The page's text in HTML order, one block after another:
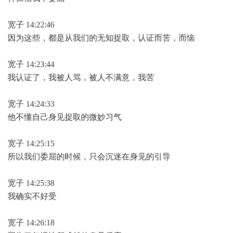
宽子 14:22:46
因为这些，都是从我们的无知捉取，认证而苦，而恼
宽子 14:23:44
我认证了，我被人骂，被人不满意，我苦
宽子 14:24:33
他不懂自己身见捉取的微妙习气
宽子 14:25:15
所以我们委屈的时候，只会沉迷在身见的引导
宽子 14:25:38
我确实不好受
宽子 14:26:18